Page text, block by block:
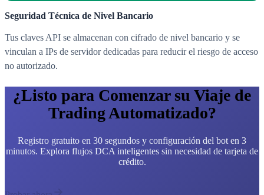
Seguridad Técnica de Nivel Bancario
Tus claves API se almacenan con cifrado de nivel bancario y se
vinculan a IPs de servidor dedicadas para reducir el riesgo de acceso
no autorizado.
¿Listo para Comenzar su Viaje de
Trading Automatizado?
Registro gratuito en 30 segundos y configuración del bot en 3
minutos. Explora flujos DCA inteligentes sin necesidad de tarjeta de
crédito.